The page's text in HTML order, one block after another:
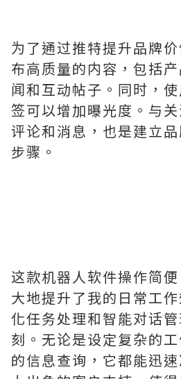
为了通过推特提升品牌
布高质量的内容，包括
闻和互动帖子。同时，
签可以增加曝光度。与
评论和消息，也是建立
步骤。
这款机器人软件操作简
大地提升了我的日常工
化任务处理和智能对话
刻。无论是设定复杂的
的信息查询，它都能迅